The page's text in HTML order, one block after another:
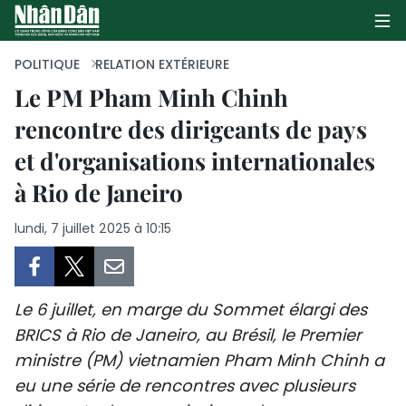
PAGE D'ACCUEIL
POLITIQUE
CULTURE
TOURISME
ENVIRONNEMENT
POLITIQUE RELATION EXTÉRIEURE
Le PM Pham Minh Chinh
rencontre des dirigeants de pays
et d'organisations internationales
à Rio de Janeiro
lundi, 7 juillet 2025 à 10:15
Le 6 juillet, en marge du Sommet élargi des
BRICS à Rio de Janeiro, au Brésil, le Premier
ministre (PM) vietnamien Pham Minh Chinh a
eu une série de rencontres avec plusieurs